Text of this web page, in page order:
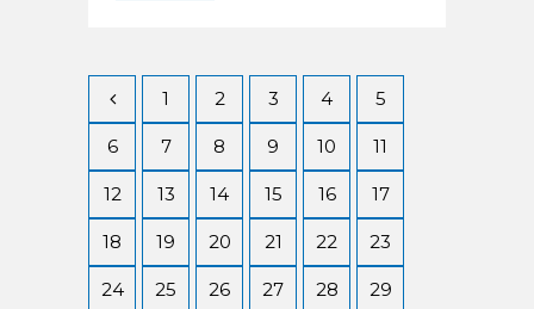
1 2 3 4 5
6 7 8 9 10 11
12 13 14 15 16 17
18 19 20 21 22 23
24 25 26 27 28 29